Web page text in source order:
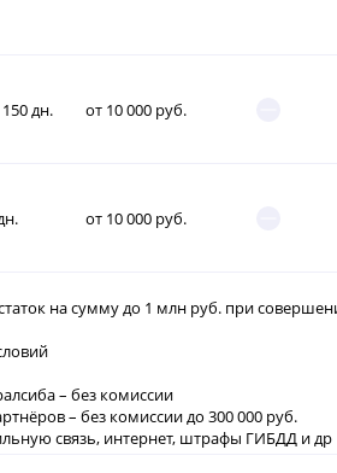
дн. от 10 000 руб.
от 10 000 руб.
на сумму до 1 млн руб. при
– без комиссии
– без комиссии до 300 000 руб.
связь, интернет, штрафы ГИБДД и др